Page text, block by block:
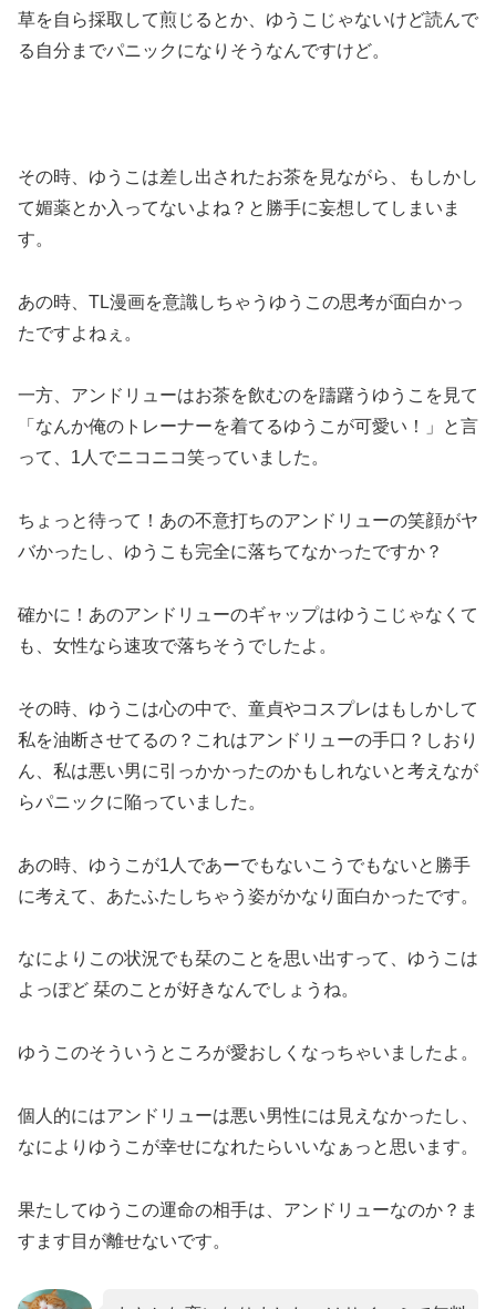
草を自ら採取して煎じるとか、ゆうこじゃないけど読んで
る自分までパニックになりそうなんですけど。
その時、ゆうこは差し出されたお茶を見ながら、もしかし
て媚薬とか入ってないよね？と勝手に妄想してしまいま
す。
あの時、TL漫画を意識しちゃうゆうこの思考が面白かっ
たですよねぇ。
一方、アンドリューはお茶を飲むのを躊躇うゆうこを見て
「なんか俺のトレーナーを着てるゆうこが可愛い！」と言
って、1人でニコニコ笑っていました。
ちょっと待って！あの不意打ちのアンドリューの笑顔がヤ
バかったし、ゆうこも完全に落ちてなかったですか？
確かに！あのアンドリューのギャップはゆうこじゃなくて
も、女性なら速攻で落ちそうでしたよ。
その時、ゆうこは心の中で、童貞やコスプレはもしかして
私を油断させてるの？これはアンドリューの手口？しおり
ん、私は悪い男に引っかかったのかもしれないと考えなが
らパニックに陥っていました。
あの時、ゆうこが1人であーでもないこうでもないと勝手
に考えて、あたふたしちゃう姿がかなり面白かったです。
なによりこの状況でも栞のことを思い出すって、ゆうこは
よっぽど 栞のことが好きなんでしょうね。
ゆうこのそういうところが愛おしくなっちゃいましたよ。
個人的にはアンドリューは悪い男性には見えなかったし、
なによりゆうこが幸せになれたらいいなぁっと思います。
果たしてゆうこの運命の相手は、アンドリューなのか？ま
すます目が離せないです。